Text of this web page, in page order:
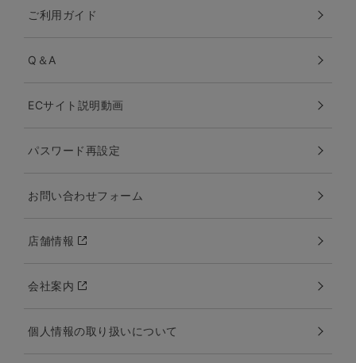
ご利用ガイド
Q＆A
ECサイト説明動画
パスワード再設定
お問い合わせフォーム
店舗情報
会社案内
個人情報の取り扱いについて